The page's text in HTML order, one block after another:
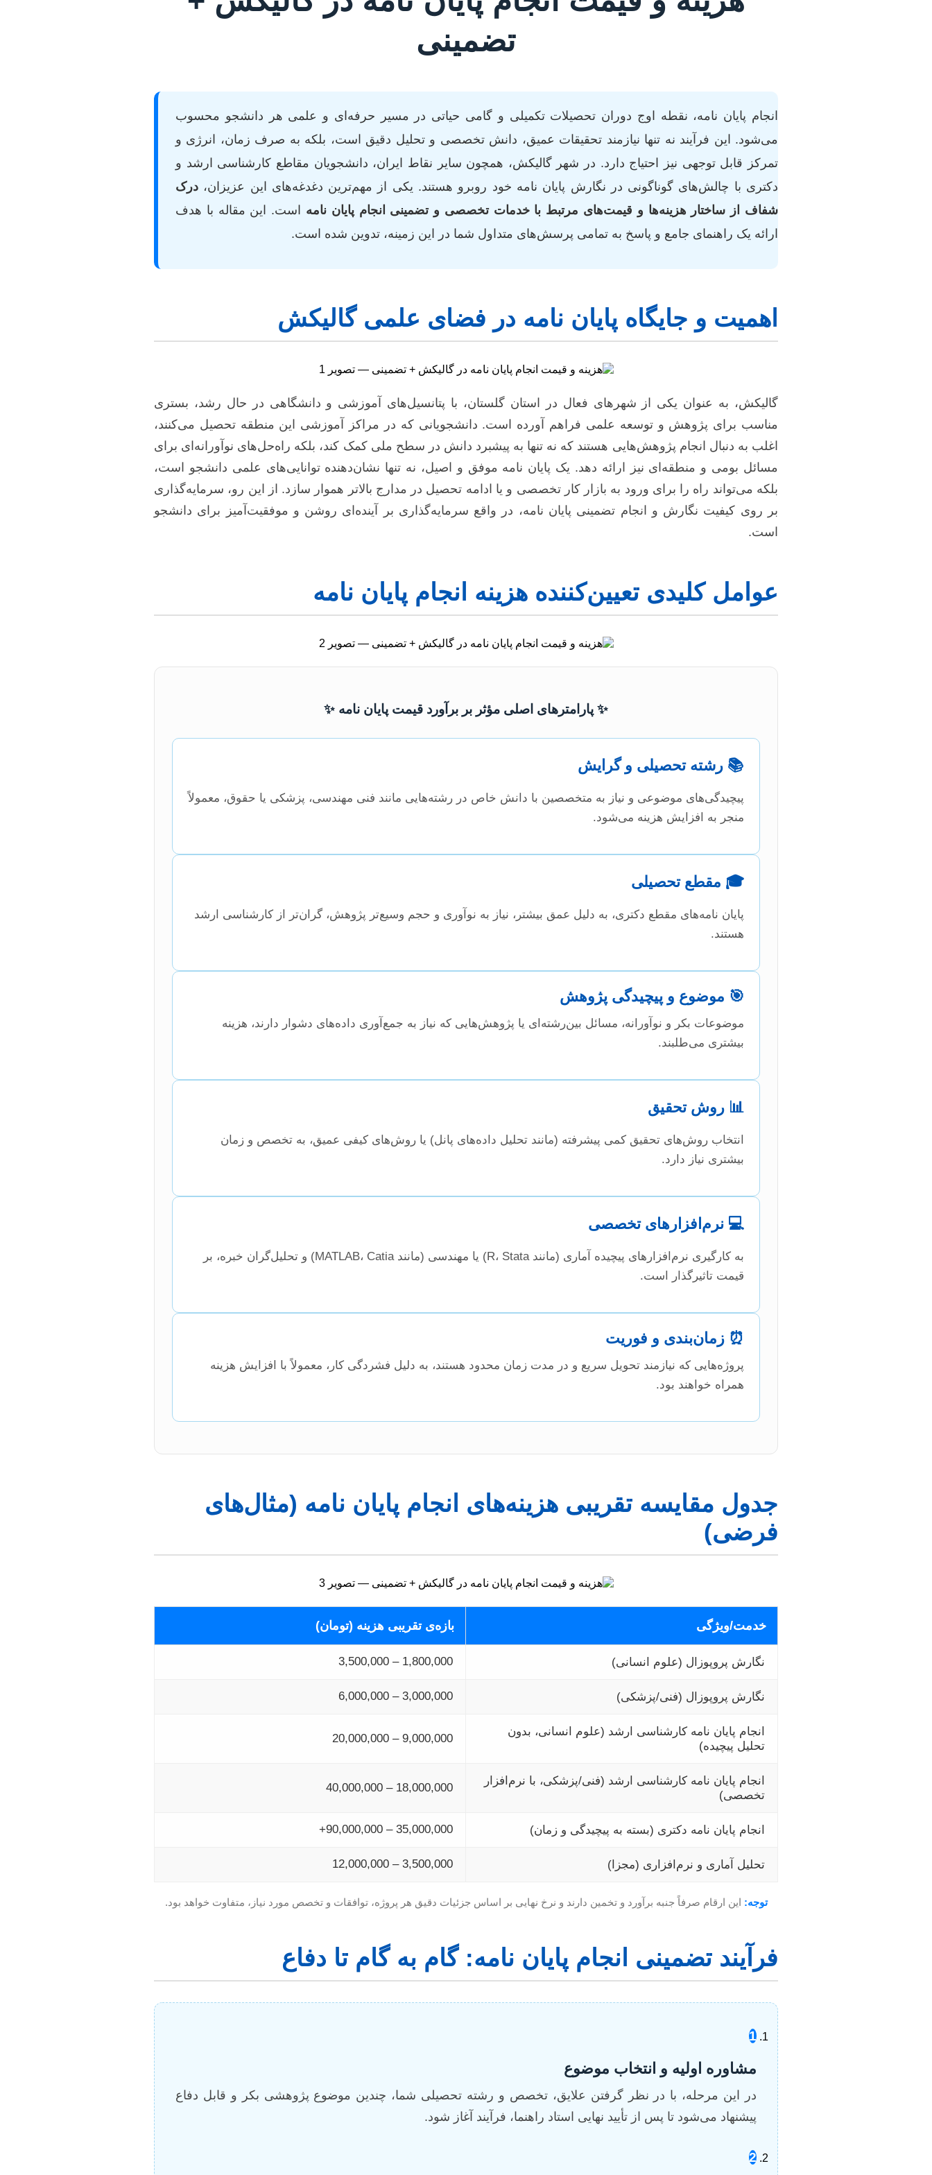
تضمینی
انجام پایان نامه، نقطه اوج دوران تحصیلات تکمیلی و گامی حیاتی در مسیر حرفه‌ای و علمی هر دانشجو محسوب
می‌شود. این فرآیند نه تنها نیازمند تحقیقات عمیق، دانش تخصصی و تحلیل دقیق است، بلکه به صرف زمان، انرژی و
تمرکز قابل توجهی نیز احتیاج دارد. در شهر گالیکش، همچون سایر نقاط ایران، دانشجویان مقاطع کارشناسی ارشد و
دکتری با چالش‌های گوناگونی در نگارش پایان نامه خود روبرو هستند. یکی از مهم‌ترین دغدغه‌های این عزیزان، درک
شفاف از ساختار هزینه‌ها و قیمت‌های مرتبط با خدمات تخصصی و تضمینی انجام پایان نامه است. این مقاله با هدف
ارائه یک راهنمای جامع و پاسخ به تمامی پرسش‌های متداول شما در این زمینه، تدوین شده است.
اهمیت و جایگاه پایان نامه در فضای علمی گالیکش
گالیکش، به عنوان یکی از شهرهای فعال در استان گلستان، با پتانسیل‌های آموزشی و دانشگاهی در حال رشد، بستری
مناسب برای پژوهش و توسعه علمی فراهم آورده است. دانشجویانی که در مراکز آموزشی این منطقه تحصیل می‌کنند،
اغلب به دنبال انجام پژوهش‌هایی هستند که نه تنها به پیشبرد دانش در سطح ملی کمک کند، بلکه راه‌حل‌های نوآورانه‌ای برای
مسائل بومی و منطقه‌ای نیز ارائه دهد. یک پایان نامه موفق و اصیل، نه تنها نشان‌دهنده توانایی‌های علمی دانشجو است،
بلکه می‌تواند راه را برای ورود به بازار کار تخصصی و یا ادامه تحصیل در مدارج بالاتر هموار سازد. از این رو، سرمایه‌گذاری
بر روی کیفیت نگارش و انجام تضمینی پایان نامه، در واقع سرمایه‌گذاری بر آینده‌ای روشن و موفقیت‌آمیز برای دانشجو
است.
عوامل کلیدی تعیین‌کننده هزینه انجام پایان نامه
✨ پارامترهای اصلی مؤثر بر برآورد قیمت پایان نامه ✨
📚 رشته تحصیلی و گرایش
پیچیدگی‌های موضوعی و نیاز به متخصصین با دانش خاص در رشته‌هایی مانند فنی مهندسی، پزشکی یا حقوق، معمولاً
منجر به افزایش هزینه می‌شود.
🎓 مقطع تحصیلی
پایان نامه‌های مقطع دکتری، به دلیل عمق بیشتر، نیاز به نوآوری و حجم وسیع‌تر پژوهش، گران‌تر از کارشناسی ارشد
هستند.
🎯 موضوع و پیچیدگی پژوهش
موضوعات بکر و نوآورانه، مسائل بین‌رشته‌ای یا پژوهش‌هایی که نیاز به جمع‌آوری داده‌های دشوار دارند، هزینه
بیشتری می‌طلبند.
📊 روش تحقیق
انتخاب روش‌های تحقیق کمی پیشرفته (مانند تحلیل داده‌های پانل) یا روش‌های کیفی عمیق، به تخصص و زمان
بیشتری نیاز دارد.
💻 نرم‌افزارهای تخصصی
به کارگیری نرم‌افزارهای پیچیده آماری (مانند R، Stata) یا مهندسی (مانند MATLAB، Catia) و تحلیل‌گران خبره، بر
قیمت تاثیرگذار است.
⏰ زمان‌بندی و فوریت
پروژه‌هایی که نیازمند تحویل سریع و در مدت زمان محدود هستند، به دلیل فشردگی کار، معمولاً با افزایش هزینه
همراه خواهند بود.
جدول مقایسه تقریبی هزینه‌های انجام پایان نامه (مثال‌های
فرضی)
خدمت/ویژگی بازه‌ی تقریبی هزینه (تومان)
نگارش پروپوزال (علوم انسانی) 1,800,000 – 3,500,000
نگارش پروپوزال (فنی/پزشکی) 3,000,000 – 6,000,000
انجام پایان نامه کارشناسی ارشد (علوم انسانی، بدون
تحلیل پیچیده)
9,000,000 – 20,000,000
انجام پایان نامه کارشناسی ارشد (فنی/پزشکی، با نرم‌افزار
تخصصی)
18,000,000 – 40,000,000
انجام پایان نامه دکتری (بسته به پیچیدگی و زمان) 35,000,000 – 90,000,000+
تحلیل آماری و نرم‌افزاری (مجزا) 3,500,000 – 12,000,000
توجه: این ارقام صرفاً جنبه برآورد و تخمین دارند و نرخ نهایی بر اساس جزئیات دقیق هر پروژه، توافقات و تخصص مورد نیاز، متفاوت خواهد بود.
فرآیند تضمینی انجام پایان نامه: گام به گام تا دفاع
1
مشاوره اولیه و انتخاب موضوع
در این مرحله، با در نظر گرفتن علایق، تخصص و رشته تحصیلی شما، چندین موضوع پژوهشی بکر و قابل دفاع
پیشنهاد می‌شود تا پس از تأیید نهایی استاد راهنما، فرآیند آغاز شود.
2